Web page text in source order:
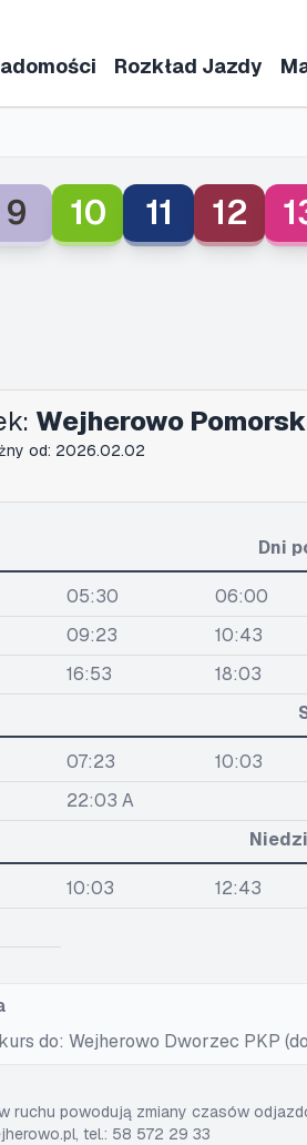
Rozkład Jazdy
9 10 11 12
Wejherowo
od: 2026.02.02
Dni
05:30 06:00
09:23 10:43
16:53 18:03
07:23 10:03
22:03 A
10:03 12:43
kurs do: Wejherowo Dworzec PKP
ruchu powodują zmiany czasów
tel.: 58 572 29 33